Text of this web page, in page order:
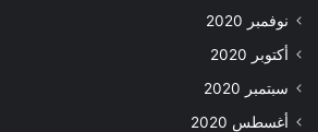
نوفمبر 2020
أكتوبر 2020
سبتمبر 2020
أغسطس 2020